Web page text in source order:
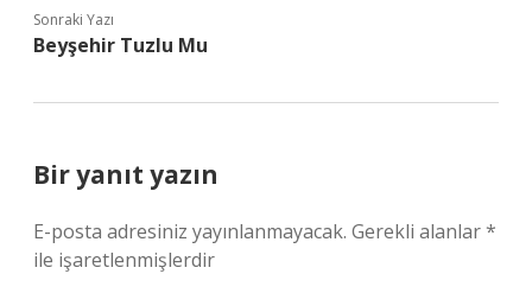
Sonraki Yazı
Beyşehir Tuzlu Mu
Bir yanıt yazın
E-posta adresiniz yayınlanmayacak. Gerekli alanlar*
ile işaretlenmişlerdir